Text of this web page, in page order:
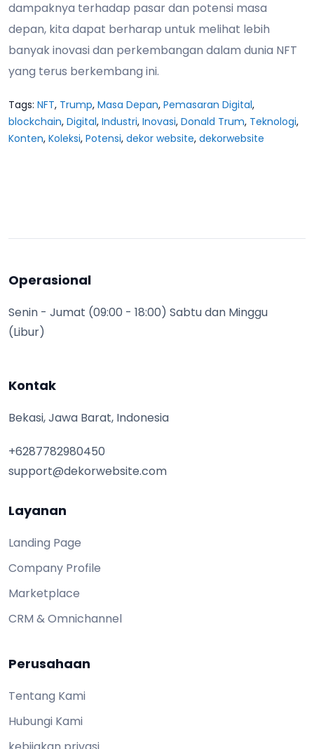
dampaknya terhadap pasar dan potensi masa
depan, kita dapat berharap untuk melihat lebih
banyak inovasi dan perkembangan dalam dunia NFT
yang terus berkembang ini.
Tags: NFT, Trump, Masa Depan, Pemasaran Digital,
blockchain, Digital, Industri, Inovasi, Donald Trum, Teknologi,
Konten, Koleksi, Potensi, dekor website, dekorwebsite
Operasional
Senin - Jumat (09:00 - 18:00) Sabtu dan Minggu
(Libur)
Kontak
Bekasi, Jawa Barat, Indonesia
+6287782980450
support@dekorwebsite.com
Layanan
Landing Page
Company Profile
Marketplace
CRM & Omnichannel
Perusahaan
Tentang Kami
Hubungi Kami